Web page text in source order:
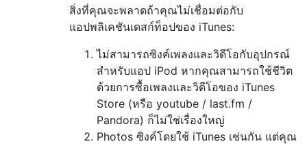
สิ่งที่คุณจะพลาดถ้าคุณไม่เชื่อมต่อกับ
แอปพลิเคชันเดสก์ท็อปของ iTunes:
ไม่สามารถซิงค์เพลงและวิดีโอกับอุปกรณ์
สำหรับแอป iPod หากคุณสามารถใช้ชีวิต
ด้วยการซื้อเพลงและวิดีโอของ iTunes
Store (หรือ youtube / last.fm /
Pandora) ก็ไม่ใช่เรื่องใหญ่
Photos ซิงค์โดยใช้ iTunes เช่นกัน แต่คุณ